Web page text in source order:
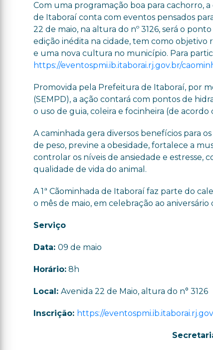
Com uma programação boa para cachorro,
de Itaboraí conta com eventos pensados
22 de maio, na altura do nº 3126, será o
edição inédita na cidade, tem como
e uma nova cultura no município. Para
https://eventospmi.ib.itaborai.rj.gov.br/
Promovida pela Prefeitura de Itaboraí, por
(SEMPD), a ação contará com pontos de
o uso de guia, coleira e focinheira (de
A caminhada gera diversos benefícios para
de peso, previne a obesidade, fortalece a
controlar os níveis de ansiedade e
qualidade de vida do animal.
A 1ª Cãominhada de Itaboraí faz parte do
o mês de maio, em celebração ao
Serviço
Data:09 de maio
Horário: 8h
Local:Avenida 22 de Maio, altura do n° 3126
Inscrição: https://